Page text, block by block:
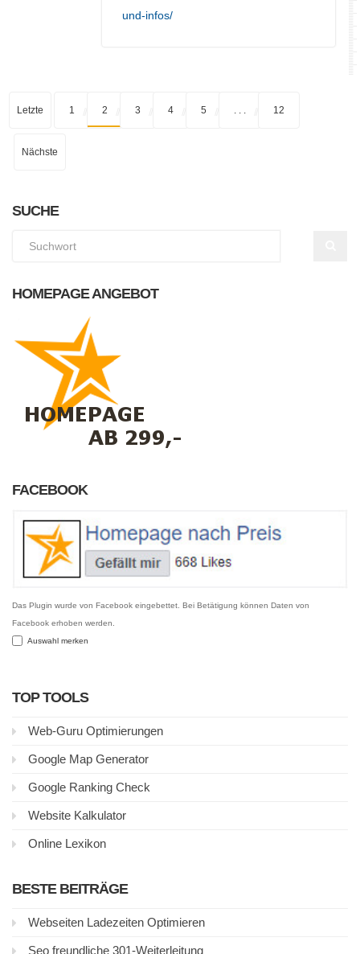
und-infos/
Letzte 1 2 3 4 5 12
Nächste
SUCHE
HOMEPAGE ANGEBOT
FACEBOOK
Das Plugin wurde von Facebook eingebettet. Bei Betätigung können Daten von
Facebook erhoben werden.
Auswahl merken
TOP TOOLS
Web-Guru Optimierungen
Google Map Generator
Google Ranking Check
Website Kalkulator
Online Lexikon
BESTE BEITRÄGE
Webseiten Ladezeiten Optimieren
Seo freundliche 301-Weiterleitung